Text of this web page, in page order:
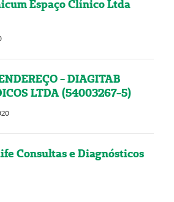
Espaço Clínico Ltda
- DIAGITAB
LTDA (54003267-5)
Consultas e Diagnósticos